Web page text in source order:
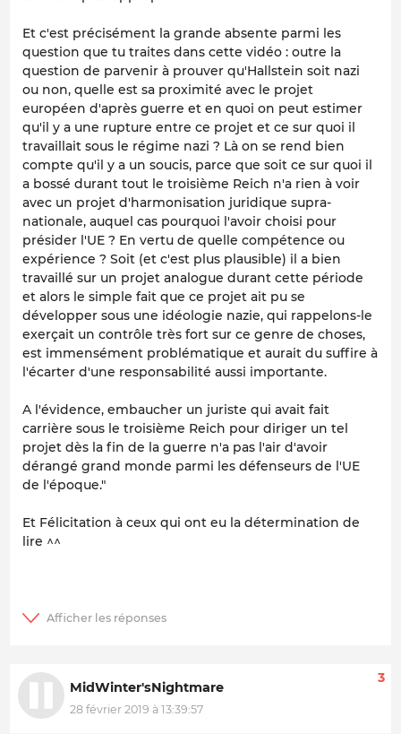
Et c'est précisément la grande absente parmi les
question que tu traites dans cette vidéo : outre la
question de parvenir à prouver qu'Hallstein soit nazi
ou non, quelle est sa proximité avec le projet
européen d'après guerre et en quoi on peut estimer
qu'il y a une rupture entre ce projet et ce sur quoi il
travaillait sous le régime nazi ? Là on se rend bien
compte qu'il y a un soucis, parce que soit ce sur quoi il
a bossé durant tout le troisième Reich n'a rien à voir
avec un projet d'harmonisation juridique supra-
nationale, auquel cas pourquoi l'avoir choisi pour
présider l'UE ? En vertu de quelle compétence ou
expérience ? Soit (et c'est plus plausible) il a bien
travaillé sur un projet analogue durant cette période
et alors le simple fait que ce projet ait pu se
développer sous une idéologie nazie, qui rappelons-le
exerçait un contrôle très fort sur ce genre de choses,
est immensément problématique et aurait du suffire à
l'écarter d'une responsabilité aussi importante.
A l'évidence, embaucher un juriste qui avait fait
carrière sous le troisième Reich pour diriger un tel
projet dès la fin de la guerre n'a pas l'air d'avoir
dérangé grand monde parmi les défenseurs de l'UE
de l'époque. "
Et Félicitation à ceux qui ont eu la détermination de
lire ^^
MidWinter'sNightmare
28 février 2019 à 13:39:57
3